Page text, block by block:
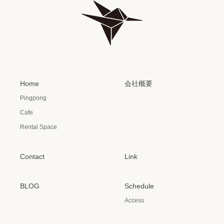
Home
Pingpong
Cafe
Rental Space
会社概要
Contact Link
BLOG Schedule
Access